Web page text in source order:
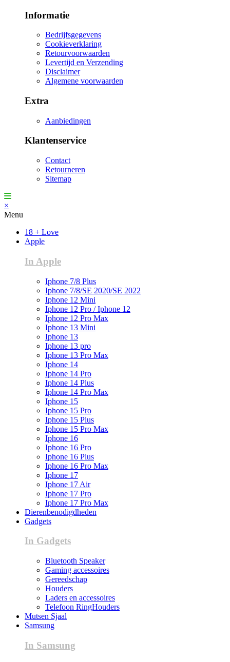
Informatie
Bedrijfsgegevens
Cookieverklaring
Retourvoorwaarden
Levertijd en Verzending
Disclaimer
Algemene voorwaarden
Extra
Aanbiedingen
Klantenservice
Contact
Retourneren
Sitemap
×
Menu
18 + Love
Apple
In Apple
Iphone 7/8 Plus
Iphone 7/8/SE 2020/SE 2022
Iphone 12 Mini
Iphone 12 Pro / Iphone 12
Iphone 12 Pro Max
Iphone 13 Mini
Iphone 13
Iphone 13 pro
Iphone 13 Pro Max
Iphone 14
Iphone 14 Pro
Iphone 14 Plus
Iphone 14 Pro Max
Iphone 15
Iphone 15 Pro
Iphone 15 Plus
Iphone 15 Pro Max
Iphone 16
Iphone 16 Pro
Iphone 16 Plus
Iphone 16 Pro Max
Iphone 17
Iphone 17 Air
Iphone 17 Pro
Iphone 17 Pro Max
Dierenbenodigdheden
Gadgets
In Gadgets
Bluetooth Speaker
Gaming accessoires
Gereedschap
Houders
Laders en accessoires
Telefoon RingHouders
Mutsen Sjaal
Samsung
In Samsung